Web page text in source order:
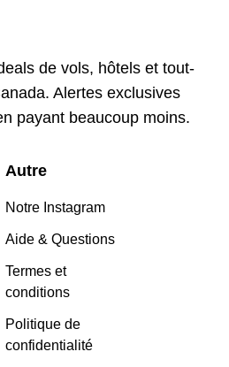
de vols, hôtels et tout-
Alertes exclusives
payant beaucoup moins.
Autre
Notre Instagram
Aide & Questions
Termes et
conditions
Politique de
confidentialité